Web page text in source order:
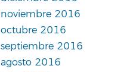
noviembre 2016
octubre 2016
septiembre 2016
agosto 2016